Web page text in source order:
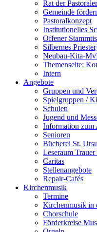
Rat der
Gemeinde
Pastoralkonzept
Institutionelles
Offener
Silbernes
Neubau-Kita-
Themenseite:
Intern
Angebote
Gruppen und
Spielgruppen /
Schulen
Jugend und
Information zum
Senioren
Bücherei St.
Leseraum
Caritas
Stellenangebote
Repair-Cafés
Kirchenmusik
Termine
Kirchenmusik in
Chorschule
Förderkreise